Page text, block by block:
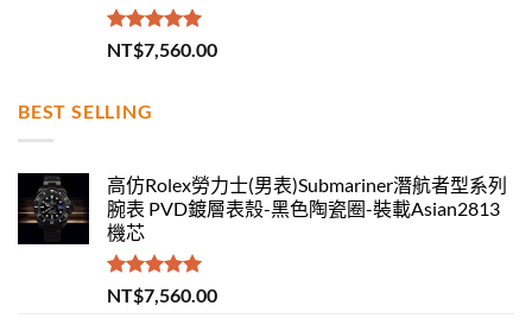
評分 5.00
滿分 5
NT$7,560.00
BEST SELLING
高仿Rolex勞力士(男表)Submariner潛航者型系列
腕表 PVD鍍層表殼-黑色陶瓷圈-裝載Asian2813
機芯
評分 5.00
滿分 5
NT$7,560.00